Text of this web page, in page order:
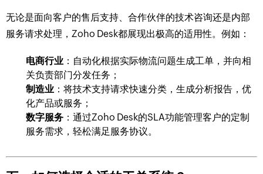
无论是面向客户的售后支持、合作伙伴的技术咨询还是内部
服务请求处理，Zoho Desk都展现出极高的适用性。例如：
电商行业 ：自动化根据实际物流问题生成工单，并向相
关负责部门分发任务；
制造业 ：将技术支持请求快速分类，生成分析报告，优
化产品或服务；
数字服务 ：通过Zoho Desk的SLA功能管理客户的定制
服务需求，轻松满足服务协议。